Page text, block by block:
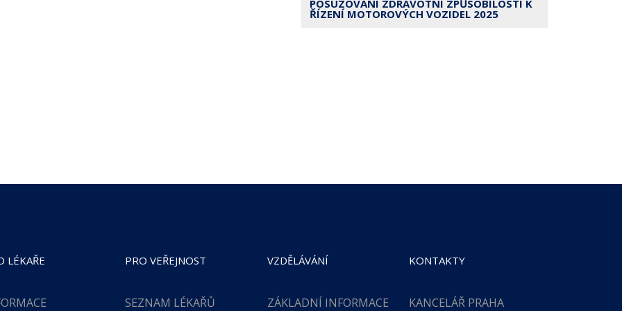
POSUZOVÁNÍ ZDRAVOTNÍ ZPŮSOBILOSTI K
ŘÍZENÍ MOTOROVÝCH VOZIDEL 2025
LÉKAŘE PRO VEŘEJNOST
SEZNAM LÉKAŘŮ
VZDĚLÁVÁNÍ
ZÁKLADNÍ INFORMACE
KONTAKTY
KANCELÁŘ PRAHA